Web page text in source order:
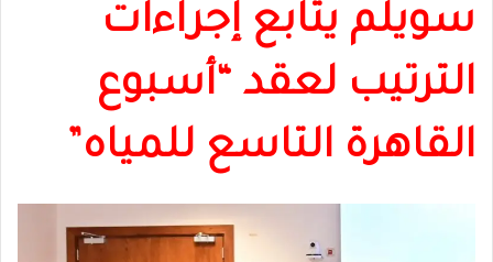
سويلم يتابع إجراءات
الترتيب لعقد “أسبوع
القاهرة التاسع للمياه”